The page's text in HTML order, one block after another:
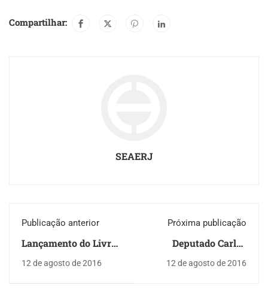
Compartilhar:
SEAERJ
Publicação anterior
Lançamento do Livro:
do Bilhão Contra o
12 de agosto de 2016
Próxima publicação
Deputado Carlos
valorização do
12 de agosto de 2016